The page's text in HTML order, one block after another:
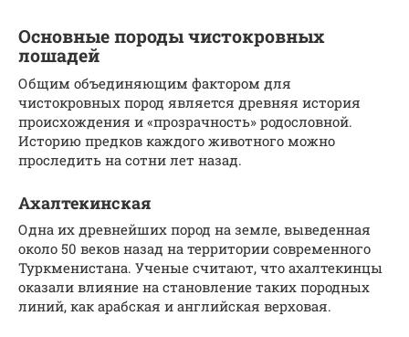
Основные породы чистокровных
лошадей
Общим объединяющим фактором для
чистокровных пород является древняя история
происхождения и «прозрачность» родословной.
Историю предков каждого животного можно
проследить на сотни лет назад.
Ахалтекинская
Одна их древнейших пород на земле, выведенная
около 50 веков назад на территории современного
Туркменистана. Ученые считают, что ахалтекинцы
оказали влияние на становление таких породных
линий, как арабская и английская верховая.